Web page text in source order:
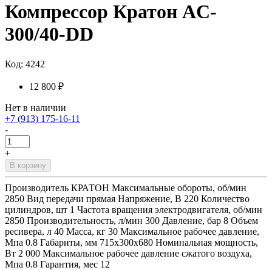
Компрессор Кратон AC-
300/40-DD
Код: 4242
12 800 ₽
Нет в наличии
+7 (913) 175-16-11
-
+
В корзину
Производитель КРАТОН Максимальные обороты, об/мин
2850 Вид передачи прямая Напряжение, В 220 Количество
цилиндров, шт 1 Частота вращения электродвигателя, об/мин
2850 Производительность, л/мин 300 Давление, бар 8 Объем
ресивера, л 40 Масса, кг 30 Максимальное рабочее давление,
Мпа 0.8 Габариты, мм 715х300х680 Номинальная мощность,
Вт 2 000 Максимальное рабочее давление сжатого воздуха,
Мпа 0.8 Гарантия, мес 12